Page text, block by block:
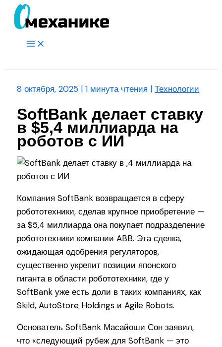
Перейти
Main
8 октября, 2025 |1 минута чтения |Технологии
SoftBank делает ставку
в $5,4 миллиарда на
роботов с ИИ
Компания SoftBank возвращается в сферу
робототехники, сделав крупное приобретение —
за $5,4 миллиарда она покупает подразделение
робототехники компании ABB. Эта сделка,
ожидающая одобрения регуляторов,
существенно укрепит позиции японского
гиганта в области робототехники, где у
SoftBank уже есть доли в таких компаниях, как
Skild, AutoStore Holdings и Agile Robots.
Основатель SoftBank Масайоши Сон заявил,
что «следующий рубеж для SoftBank — это